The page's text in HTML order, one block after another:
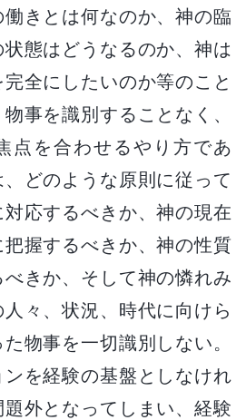
きとは何なのか、神の臨
態はどうなるのか、神は
全にしたいのか等のこと
事を識別することなく、
点を合わせるやり方であ
どのような原則に従って
応するべきか、神の現在
握するべきか、神の性質
きか、そして神の憐れみ
々、状況、時代に向けら
物事を一切識別しない。
を経験の基盤としなけれ
外となってしまい、経験